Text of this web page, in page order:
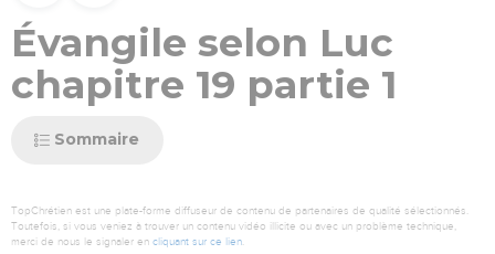
Évangile selon Luc
chapitre 19 partie 1
Sommaire
TopChrétien est une plate-forme diffuseur de contenu de partenaires de qualité sélectionnés.
Toutefois, si vous veniez à trouver un contenu vidéo illicite ou avec un problème technique,
merci de nous le signaler en cliquant sur ce lien